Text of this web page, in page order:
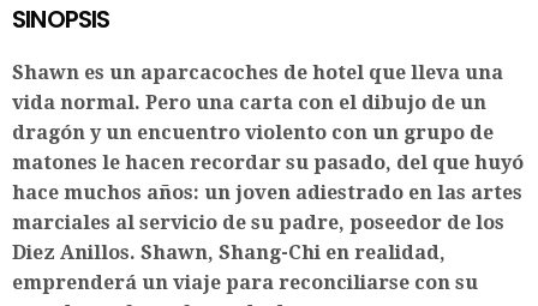
SINOPSIS
Shawn es un aparcacoches de hotel que lleva una
vida normal. Pero una carta con el dibujo de un
dragón y un encuentro violento con un grupo de
matones le hacen recordar su pasado, del que huyó
hace muchos años: un joven adiestrado en las artes
marciales al servicio de su padre, poseedor de los
Diez Anillos. Shawn, Shang-Chi en realidad,
emprenderá un viaje para reconciliarse con su